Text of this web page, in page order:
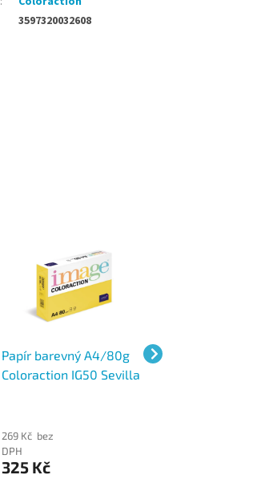
3597320032608
Papír barevný A4/80g
Coloraction IG50 Sevilla
269 Kč bez
DPH
325 Kč
Papír barevný